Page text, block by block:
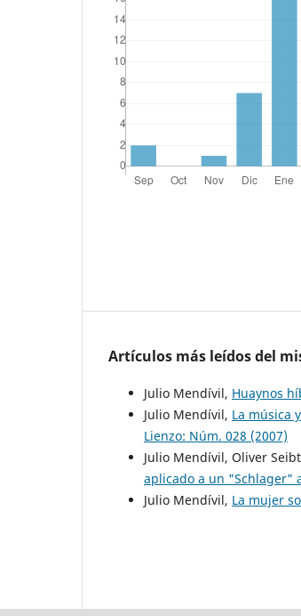
Artículos más leídos del
Julio Mendívil, Huaynos
Julio Mendívil, La música
Lienzo: Núm. 028 (2007)
Julio Mendívil, Oliver
aplicado a un "Schlager"
Julio Mendívil, La mujer